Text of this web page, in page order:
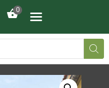
0